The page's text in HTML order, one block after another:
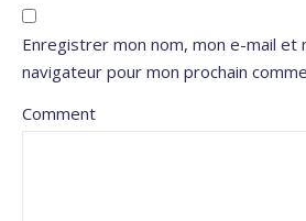
Enregistrer mon nom, mon e-mail et
navigateur pour mon prochain
Comment